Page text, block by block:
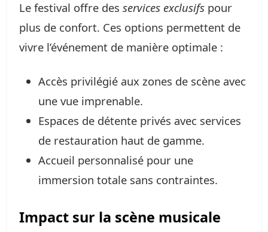
Le festival offre des services exclusifs pour
plus de confort. Ces options permettent de
vivre l’événement de manière optimale :
Accès privilégié aux zones de scène avec
une vue imprenable.
Espaces de détente privés avec services
de restauration haut de gamme.
Accueil personnalisé pour une
immersion totale sans contraintes.
Impact sur la scène musicale